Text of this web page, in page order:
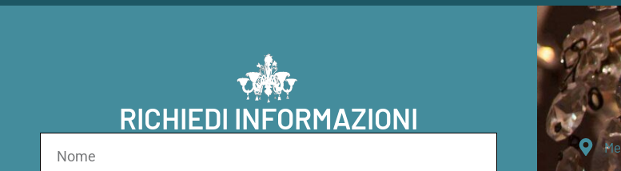
RICHIEDI INFORMAZIONI